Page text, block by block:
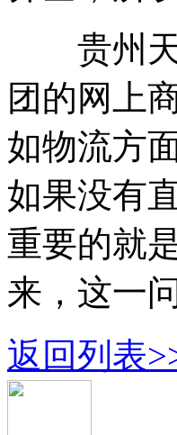
贵州天
团的网上
如物流方
如果没有
重要的就
来，这一
返回列表